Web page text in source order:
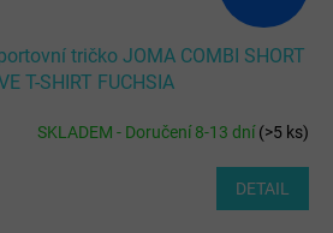
tričko JOMA COMBI SHORT
T-SHIRT FUCHSIA
SKLADEM - Doručení 8-13 dní(>5 ks)
DETAIL